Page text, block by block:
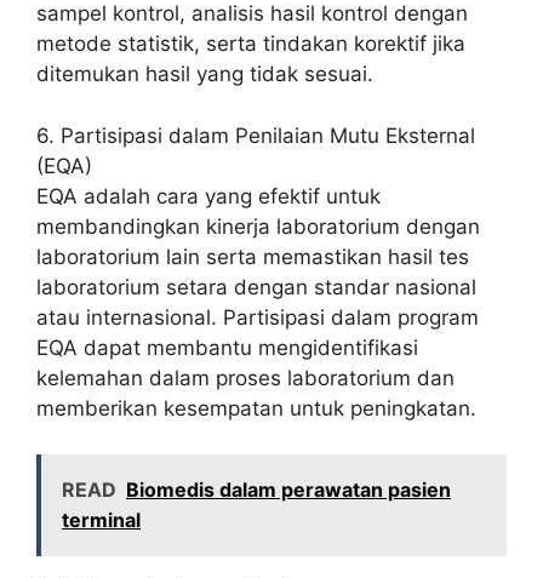
sampel kontrol, analisis hasil kontrol dengan
metode statistik, serta tindakan korektif jika
ditemukan hasil yang tidak sesuai.
6. Partisipasi dalam Penilaian Mutu Eksternal
(EQA)
EQA adalah cara yang efektif untuk
membandingkan kinerja laboratorium dengan
laboratorium lain serta memastikan hasil tes
laboratorium setara dengan standar nasional
atau internasional. Partisipasi dalam program
EQA dapat membantu mengidentifikasi
kelemahan dalam proses laboratorium dan
memberikan kesempatan untuk peningkatan.
READ Biomedis dalam perawatan pasien
terminal